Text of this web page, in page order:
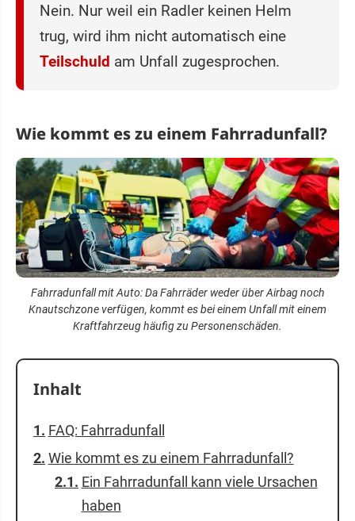
Nein. Nur weil ein Radler keinen Helm
trug, wird ihm nicht automatisch eine
Teilschuld am Unfall zugesprochen.
Wie kommt es zu einem Fahrradunfall?
Fahrradunfall mit Auto: Da Fahrräder weder über Airbag noch
Knautschzone verfügen, kommt es bei einem Unfall mit einem
Kraftfahrzeug häufig zu Personenschäden.
Inhalt
FAQ: Fahrradunfall
Wie kommt es zu einem Fahrradunfall?
Ein Fahrradunfall kann viele Ursachen
haben